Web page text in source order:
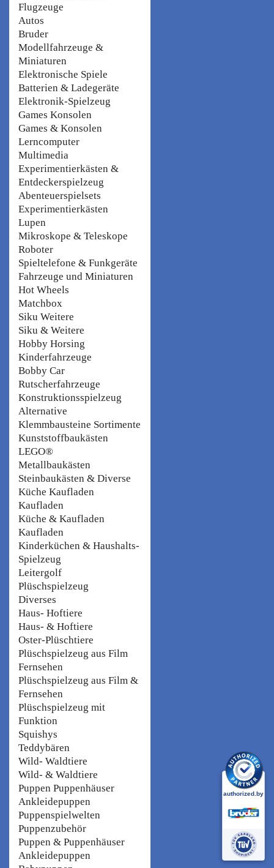
Flugzeuge
Autos
Bruder
Modellfahrzeuge &
Miniaturen
Elektronische Spiele
Batterien & Ladegeräte
Elektronik-Spielzeug
Games Konsolen
Games & Konsolen
Lerncomputer
Multimedia
Experimentierkästen &
Entdeckerspielzeug
Abenteuerspielsets
Experimentierkästen
Lupen
Mikroskope & Teleskope
Roboter
Spieltelefone & Funkgeräte
Fahrzeuge und Miniaturen
Hot Wheels
Matchbox
Siku Weitere
Siku & Weitere
Hobby Horsing
Kinderfahrzeuge
Bobby Car
Rutscherfahrzeuge
Konstruktionsspielzeug
Alternative
Klemmbausteine Sortimente
Kunststoffbaukästen
LEGO®
Metallbaukästen
Steinbaukästen & Diverse
Küche Kaufladen
Kaufladen
Küche & Kaufladen
Kaufladen
Kinderküchen & Haushalts-
Spielzeug
Leitergolf
Plüschspielzeug
Diverses
Haus- Hoftiere
Haus- & Hoftiere
Oster-Plüschtiere
Plüschspielzeug aus Film
Fernsehen
Plüschspielzeug aus Film &
Fernsehen
Plüschspielzeug mit
Funktion
Squishys
Teddybären
Wild- Waldtiere
Wild- & Waldtiere
Puppen Puppenhäuser
Ankleidepuppen
Puppenspielwelten
Puppenzubehör
Puppen & Puppenhäuser
Ankleidepuppen